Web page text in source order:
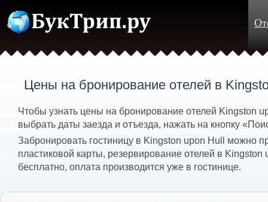
Цены на бронирование отелей в
Чтобы узнать цены на бронирование отелей Kingston
выбрать даты заезда и отъезда, нажать на кнопку
Забронировать гостиницу в Kingston upon Hull можно
пластиковой карты, резервирование отелей в Kingston
бесплатно, оплата производится уже в гостинице.